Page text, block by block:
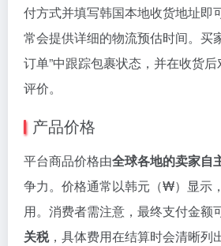
付方式并填写韩国本地收货地址即
常会提供详细的物流预估时间。买
订单”中跟踪包裹状态，并在收货
评价。
产品价格
平台商品价格由全球各地的卖家自
争力。价格通常以韩元（₩）显示
用。消费者需注意，最终支付金额
关税，具体费用在结算时会清晰列